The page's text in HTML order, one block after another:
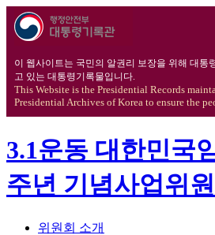
이 웹사이트는 국민의 알권리 보장을 위해 대
고 있는 대통령기록물입니다.
This Website is the Presidential Records
Presidential Archives of Korea to ensure the
3.1운동 대한민국
주년 기념사업위
위원회 소개